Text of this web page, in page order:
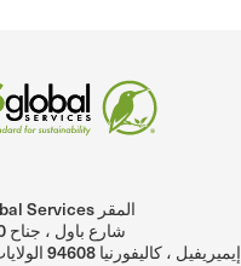
SCS Global Services المقر
2000 شارع باول ، جناح 600
إيميريفيل ، كاليفورنيا 94608 الولايات المتحدة